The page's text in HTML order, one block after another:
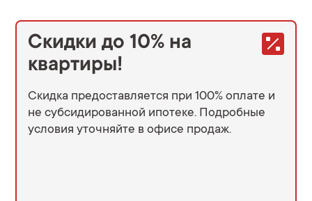
Скидки до 10% на
квартиры!
Скидка предоставляется при 100% оплате и
не субсидированной ипотеке. Подробные
условия уточняйте в офисе продаж.